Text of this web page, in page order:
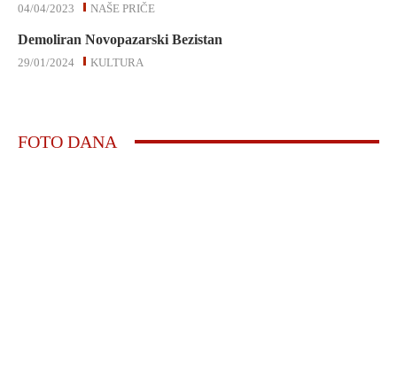
NAŠE PRIČE
04/04/2023
Demoliran Novopazarski Bezistan
KULTURA
29/01/2024
FOTO DANA